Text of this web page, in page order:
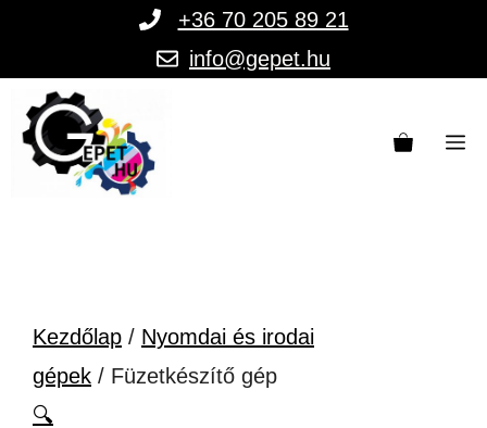
tartalomba
+36 70 205 89 21
info@gepet.hu
Kezdőlap / Nyomdai és irodai
gépek / Füzetkészítő gép
🔍